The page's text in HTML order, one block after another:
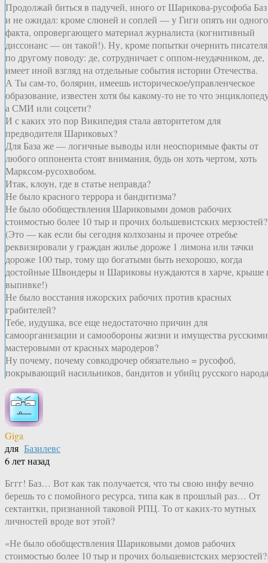
Продолжай биться в падучей, иного от Шарикова-русофоба Баз
и не ожидал: кроме слюней и соплей — у Гиги опять ни одного
факта, опровергающего материал журналиста (когнитивный
диссонанс — он такой!). Ну, кроме попытки очернить писателя
по другому поводу: де, сотрудничает с оппом-неудачником, де,
имеет иной взгляд на отдельные события истории Отечества.
А Ты сам-то, болярин, имеешь историческое/управленческое
образование, известен хотя бы какому-то не то что
а СМИ или соцсети?
И с каких это пор Википедия стала авторитетом для
предводителя Шариковых?
Для База же — логичные выводы или неоспоримые факты от
любого оппонента стоят внимания, будь он хоть чертом, хоть
Марксом-русохвобом.
Итак, клоун, где в статье неправда?
Не было красного террора и бандитизма?
Не было обобществления Шариковыми домов рабочих
стоимостью более 10 тыр и прочих большевистских мерзостей?
(Это — как если бы сегодня колхозаны и прочее отребье
реквизировали у граждан жилье дороже 1 лимона или тачки
дороже 100 тыр, тому що богатыми быть нехорошо, когда
достойные Швондеры и Шариковы нуждаются в харче, крыше
выпивке!)
Не было восстания ижорских рабочих против красных
грабителей?
Тебе, иудушка, все еще недостаточно причин для
самоорганизации и самообороны жизни и имущества русскими
мастеровыми от красных мародеров?
Ну почему, почему совкодрочер обязательно = русофоб,
покрывающий насильников, бандитов и убийц русского
Giga
для Базилевс
6 лет назад
Бггг! Баз… Вот как так получается, что ты свою инфу вечно
берешь то с помойного ресурса, типа как в прошлый раз… От
сектантки, признанной таковой РПЦ. То от каких-то мутных
личностей вроде вот этой?
«Не было обобществления Шариковыми домов рабочих
стоимостью более 10 тыр и прочих большевистских